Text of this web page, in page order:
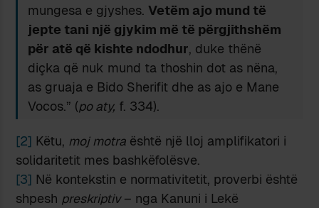
mungesa e gjyshes.Vetëm ajo mund të
jepte tani një gjykim më të përgjithshëm
për atë që kishte ndodhur, duke thënë
diçka që nuk mund ta thoshin dot as nëna,
as gruaja e Bido Sherifit dhe as ajo e Mane
Vocos.” (po aty, f. 334).
[2] Këtu, moj motra është një lloj amplifikatori i
solidaritetit mes bashkëfolësve.
[3] Në kontekstin e normativitetit, proverbi është
shpesh preskriptiv– nga Kanuni i Lekë